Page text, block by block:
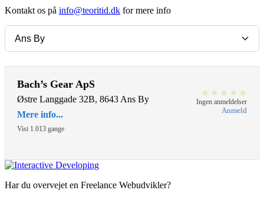
Kontakt os på info@teoritid.dk for mere info
Bach’s Gear ApS
Østre Langgade 32B, 8643 Ans By
Mere info...
Vist 1.013 gange
★ ★ ★ ★ ★
Ingen anmeldelser
Anmeld
Har du overvejet en Freelance Webudvikler?